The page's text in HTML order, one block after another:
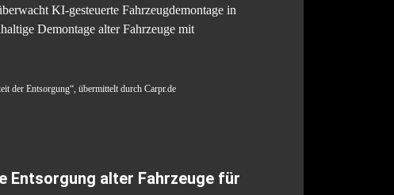
KI-gesteuerte Fahrzeugdemontage in
Demontage alter Fahrzeuge mit
der Entsorgung“, übermittelt durch Carpr.de
Entsorgung alter Fahrzeuge für